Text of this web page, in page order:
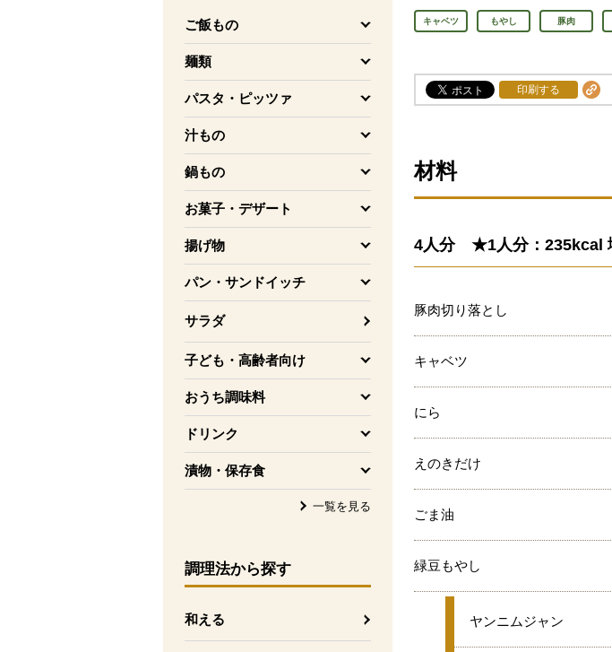
ご飯もの
を開く
麺類
を開く
パスタ・ピッツァ
を開く
汁もの
を開く
鍋もの
を開く
お菓子・デザート
を開く
揚げ物
を開く
パン・サンドイッチ
を開く
サラダ
子ども・高齢者向け
を開く
おうち調味料
を開く
ドリンク
を開く
漬物・保存食
を開く
一覧を見る
調理法から探す
和える
キャベツ もやし 豚肉
印刷する
材料
4人分 ★1人分：235kcal
豚肉切り落とし
キャベツ
にら
えのきだけ
ごま油
緑豆もやし
★
ヤンニムジャン